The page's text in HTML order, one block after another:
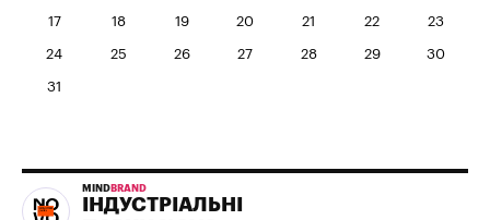
17 18 19 20 21 22 23
24 25 26 27 28 29 30
31
MIND BRAND
ІНДУСТРІАЛЬНІ